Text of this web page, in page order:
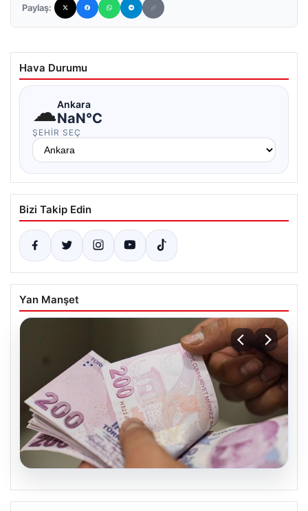
Paylaş:
Hava Durumu
☁Ankara
NaN°C
ŞEHIR SEÇ
Bizi Takip Edin
Yan Manşet
04.08.2026
2026 Kurban Bayramı İkramiyeleri Ne